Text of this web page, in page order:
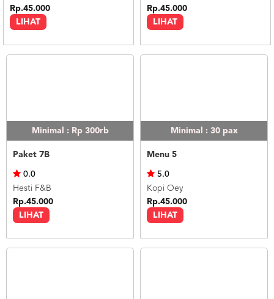
LIHAT
Rp.45.000
LIHAT
Rp.45.000
Minimal : Rp 300rb
Paket 7B
LIHAT
0.0
Hesti F&B
Rp.45.000
Minimal : 30 pax
Menu 5
LIHAT
5.0
Kopi Oey
Rp.45.000